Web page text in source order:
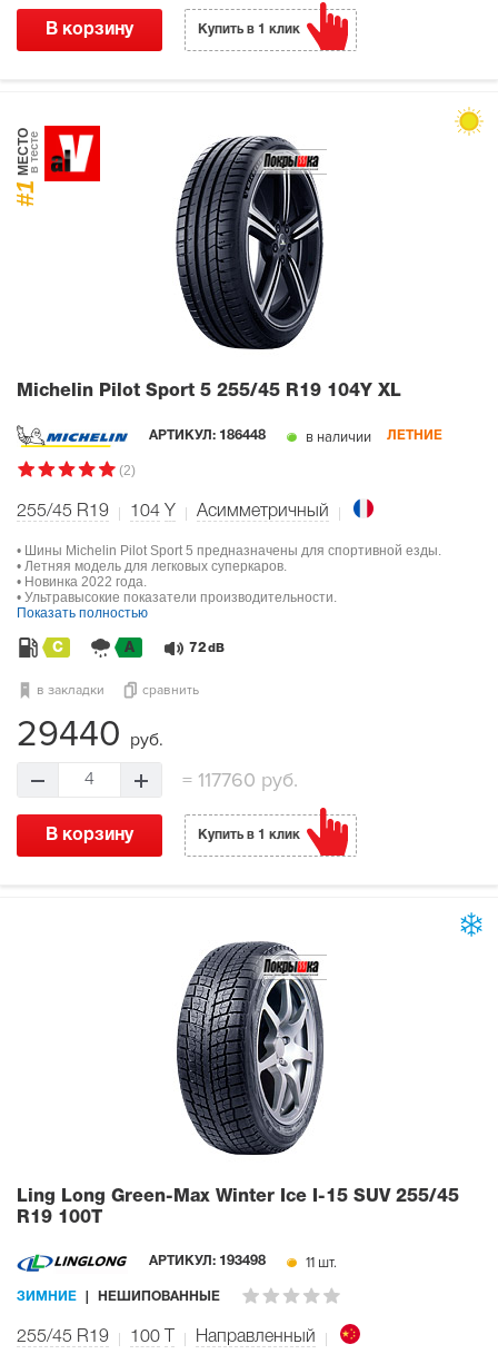
В корзину Купить в 1 клик
#1
МЕСТОв тесте
Michelin Pilot Sport 5 255/45 R19 104Y XL
АРТИКУЛ: 186448 в наличии ЛЕТНИЕ
(2)
255/45 R19 104 Y Асимметричный
• Шины Michelin Pilot Sport 5 предназначены для спортивной езды.
• Летняя модель для легковых суперкаров.
• Новинка 2022 года.
• Ультравысокие показатели производительности.
Показать полностью
C A 72 dB
в закладки сравнить
29440 руб.
4 =117760 руб.
В корзину Купить в 1 клик
Ling Long Green-Max Winter Ice I-15 SUV 255/45
R19 100T
АРТИКУЛ: 193498 11 шт.
ЗИМНИЕ НЕШИПОВАННЫЕ
255/45 R19 100 Направленный